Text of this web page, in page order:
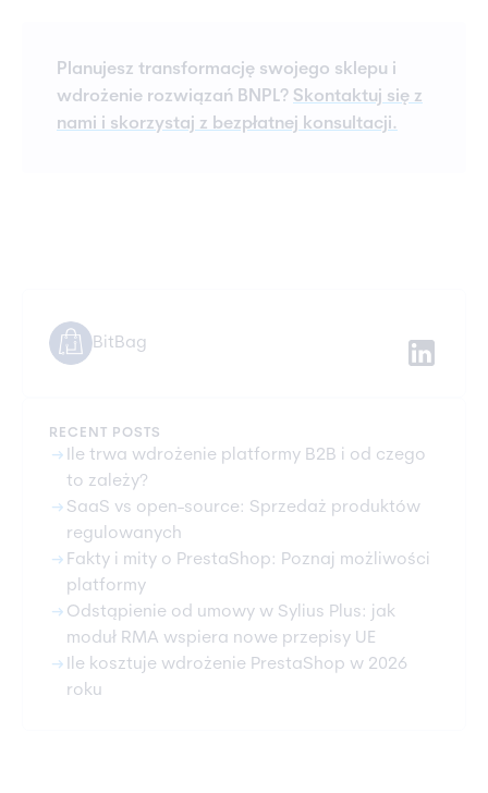
Planujesz transformację swojego sklepu i
wdrożenie rozwiązań BNPL? Skontaktuj się z
nami i skorzystaj z bezpłatnej konsultacji.
BitBag
RECENT POSTS
arrow_right_alt
Ile trwa wdrożenie platformy B2B i od czego
to zależy?
arrow_right_alt SaaS vs open-source: Sprzedaż produktów
regulowanych
arrow_right_alt Fakty i mity o PrestaShop: Poznaj możliwości
platformy
arrow_right_alt Odstąpienie od umowy w Sylius Plus: jak
moduł RMA wspiera nowe przepisy UE
arrow_right_alt
Ile kosztuje wdrożenie PrestaShop w 2026
roku